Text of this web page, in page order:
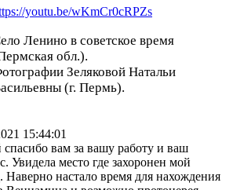
youtu.be/wKmCr0cRPZs
Ленино в советское время
обл.).
Зеляковой Натальи
(г. Пермь).
15:44:01
спасибо вам за вашу работу и ваш
Увидела место где захоронен мой
Наверно настало время для нахождения